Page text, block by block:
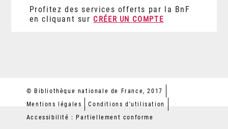
Profitez des services offerts par la BnF
en cliquant sur CRÉER UN COMPTE
© Bibliothèque nationale de France, 2017
Mentions légales
Conditions d'utilisation
Accessibilité : Partiellement conforme